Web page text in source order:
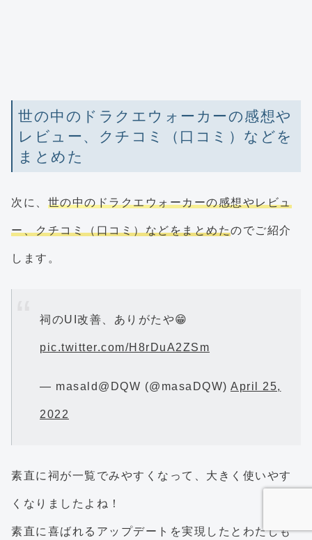
世の中のドラクエウォーカーの感想や
レビュー、クチコミ（口コミ）などを
まとめた
次に、 世の中のドラクエウォーカーの感想やレビュ
ー、クチコミ（口コミ）などをまとめたのでご紹介
します。
祠のUI改善、ありがたや😁
pic.twitter.com/H8rDuA2ZSm
— masald@DQW (@masaDQW) April 25,
2022
素直に祠が一覧でみやすくなって、大きく使いやす
くなりましたよね！
素直に喜ばれるアップデートを実現したとわたしも